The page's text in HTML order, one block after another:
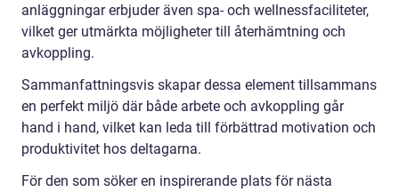
anläggningar erbjuder även spa- och wellnessfaciliteter,
vilket ger utmärkta möjligheter till återhämtning och
avkoppling.
Sammanfattningsvis skapar dessa element tillsammans
en perfekt miljö där både arbete och avkoppling går
hand i hand, vilket kan leda till förbättrad motivation och
produktivitet hos deltagarna.
För den som söker en inspirerande plats för nästa